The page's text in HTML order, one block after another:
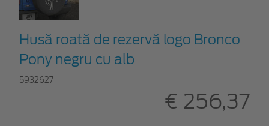
Husă roată de rezervă logo Bronco
Pony negru cu alb
5932627
€ 256,37